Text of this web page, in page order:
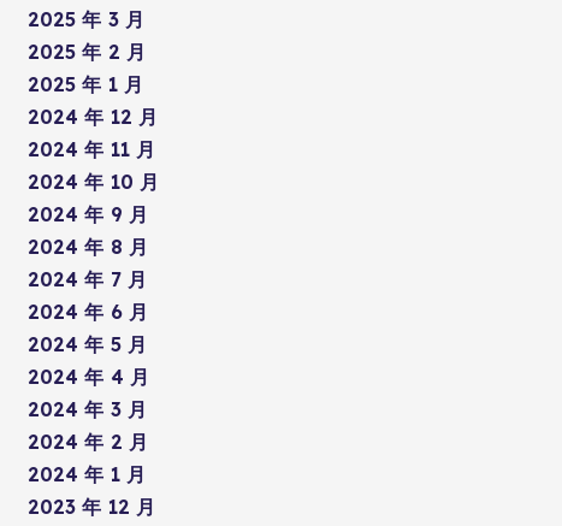
2025 年 3 月
2025 年 2 月
2025 年 1 月
2024 年 12 月
2024 年 11 月
2024 年 10 月
2024 年 9 月
2024 年 8 月
2024 年 7 月
2024 年 6 月
2024 年 5 月
2024 年 4 月
2024 年 3 月
2024 年 2 月
2024 年 1 月
2023 年 12 月